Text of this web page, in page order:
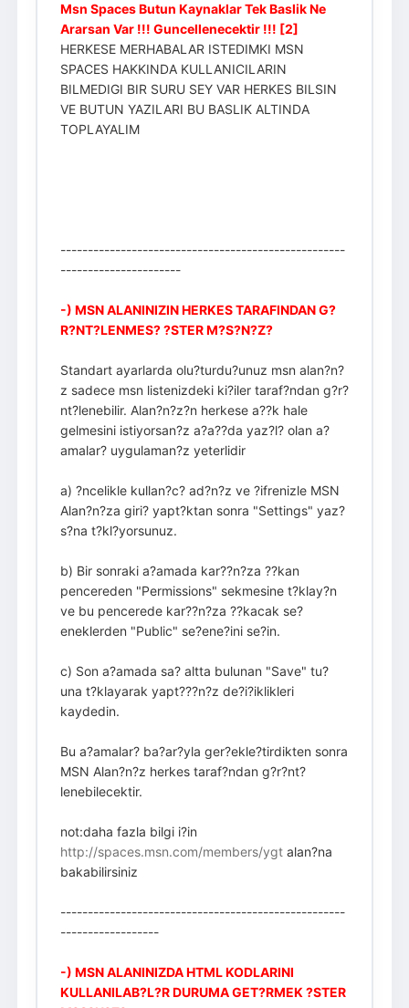
Msn Spaces Butun Kaynaklar Tek Baslik Ne
Ararsan Var !!! Guncellenecektir !!! [2]
HERKESE MERHABALAR ISTEDIMKI MSN
SPACES HAKKINDA KULLANICILARIN
BILMEDIGI BIR SURU SEY VAR HERKES BILSIN
VE BUTUN YAZILARI BU BASLIK ALTINDA
TOPLAYALIM
----------------------------------------------------
----------------------
-) MSN ALANINIZIN HERKES TARAFINDAN G?
R?NT?LENMES? ?STER M?S?N?Z?
Standart ayarlarda olu?turdu?unuz msn alan?n?
z sadece msn listenizdeki ki?iler taraf?ndan g?r?
nt?lenebilir. Alan?n?z?n herkese a??k hale
gelmesini istiyorsan?z a?a??da yaz?l? olan a?
amalar? uygulaman?z yeterlidir
a) ?ncelikle kullan?c? ad?n?z ve ?ifrenizle MSN
Alan?n?za giri? yapt?ktan sonra "Settings" yaz?
s?na t?kl?yorsunuz.
b) Bir sonraki a?amada kar??n?za ??kan
pencereden "Permissions" sekmesine t?klay?n
ve bu pencerede kar??n?za ??kacak se?
eneklerden "Public" se?ene?ini se?in.
c) Son a?amada sa? altta bulunan "Save" tu?
una t?klayarak yapt???n?z de?i?iklikleri
kaydedin.
Bu a?amalar? ba?ar?yla ger?ekle?tirdikten sonra
MSN Alan?n?z herkes taraf?ndan g?r?nt?
lenebilecektir.
not:daha fazla bilgi i?in
http://spaces.msn.com/members/ygtalan?na
bakabilirsiniz
----------------------------------------------------
------------------
-) MSN ALANINIZDA HTML KODLARINI
KULLANILAB?L?R DURUMA GET?RMEK ?STER